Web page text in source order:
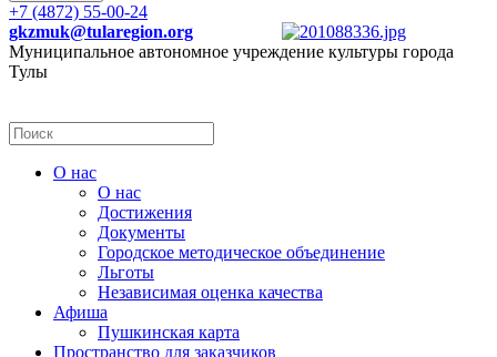
+7 (4872) 55-00-24
gkzmuk@tularegion.org
Муниципальное автономное учреждение культуры города
Тулы
О нас
О нас
Достижения
Документы
Городское методическое объединение
Льготы
Независимая оценка качества
Афиша
Пушкинская карта
Пространство для заказчиков